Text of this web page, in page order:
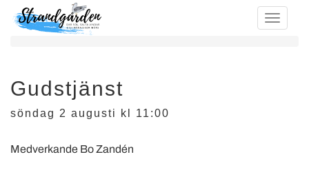
Gudstjänst
söndag 2 augusti kl 11:00
Medverkande Bo Zandén